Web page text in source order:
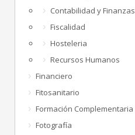
Contabilidad y Finanzas
Fiscalidad
Hosteleria
Recursos Humanos
Financiero
Fitosanitario
Formación Complementaria
Fotografía